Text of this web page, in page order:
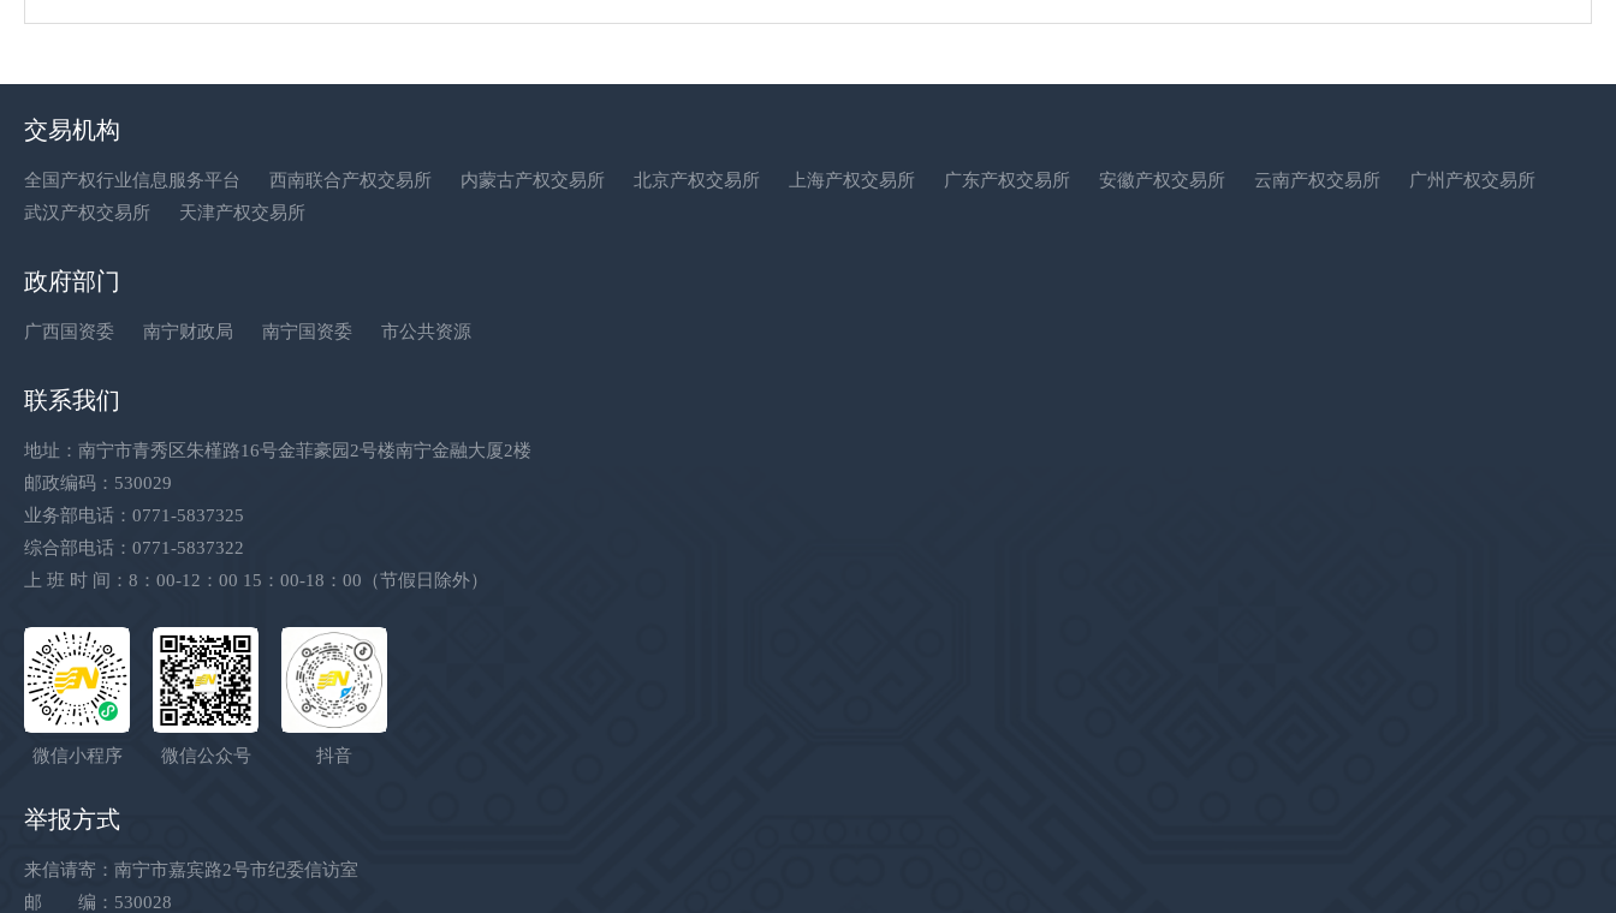
交易机构
全国产权行业信息服务平台 西南联合产权交易所 内蒙古产权交易所 北京产权交易所 上海产权交易所 广东产权交易所 安徽产权交易所 云南产权交易所
广州产权交易所
武汉产权交易所
天津产权交易所
政府部门
广西国资委 南宁财政局 南宁国资委 市公共资源
联系我们
地址：南宁市青秀区朱槿路16号金菲豪园2号楼南宁金融大厦2楼
邮政编码：530029
业务部电话：0771-5837325
综合部电话：0771-5837322
上 班 时 间：8：00-12：00 15：00-18：00（节假日除外）
微信小程序 微信公众号 抖音
举报方式
来信请寄：南宁市嘉宾路2号市纪委信访室
邮 编：530028